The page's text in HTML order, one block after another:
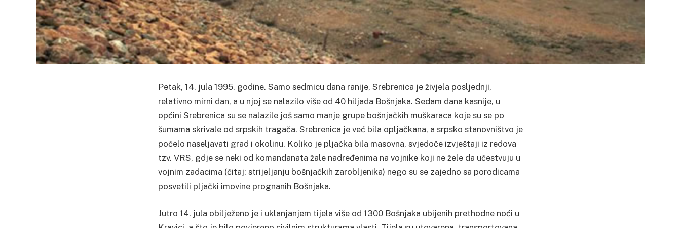
Petak, 14. jula 1995. godine. Samo sedmicu dana ranije, Srebrenica je živjela posljednji,
relativno mirni dan, a u njoj se nalazilo više od 40 hiljada Bošnjaka. Sedam dana kasnije, u
općini Srebrenica su se nalazile još samo manje grupe bošnjačkih muškaraca koje su se po
šumama skrivale od srpskih tragača. Srebrenica je već bila opljačkana, a srpsko stanovništvo je
počelo naseljavati grad i okolinu. Koliko je pljačka bila masovna, svjedoče izvještaji iz redova
tzv. VRS, gdje se neki od komandanata žale nadređenima na vojnike koji ne žele da učestvuju u
vojnim zadacima (čitaj: strijeljanju bošnjačkih zarobljenika) nego su se zajedno sa porodicama
posvetili pljački imovine prognanih Bošnjaka.
Jutro 14. jula obilježeno je i uklanjanjem tijela više od 1300 Bošnjaka ubijenih prethodne noći u